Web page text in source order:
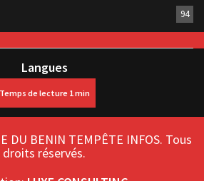
94
Langues
DU BENIN TEMPÊTE INFOS. Tous
droits réservés.